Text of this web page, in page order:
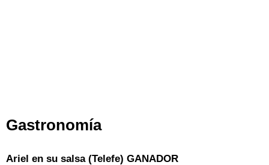
Gastronomía
Ariel en su salsa (Telefe) GANADOR